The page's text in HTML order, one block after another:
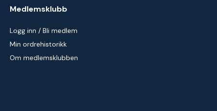
Medlemsklubb
Logg inn / Bli medlem
Min ordrehistorikk
Om medlemsklubben